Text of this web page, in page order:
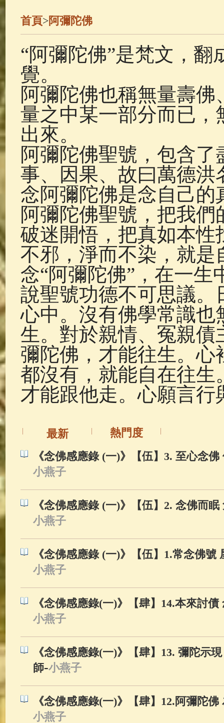
善財童子五十三參
佛典故事(38) 佛說療痔(腫瘤)
首頁>阿彌陀佛
“阿彌陀佛”是梵文，
覺。
阿彌陀佛也稱無量壽
量之中某一部分而已
出來。
阿彌陀佛聖號，包含
事、因果、故曰萬德洪
念阿彌陀佛是念自己
阿彌陀佛聖號，把我
破迷開悟，把真如本
不邪，淨而不染，就是
念“阿彌陀佛”，在一
說聖號功德不可思議
心中。沒有佛學常識也
生。對於親情、冤親
彌陀佛，才能往生。
都沒有，就能自在往
才能跟他走。心願言
最新
熱門度
《念佛感應錄 (一)》【伍】3. 至心念
小燕子
《念佛感應錄 (一)》【伍】2. 念佛而
小燕子
《念佛感應錄 (一)》【伍】1.常念佛號
小燕子
《念佛感應錄(一)》【肆】14.本來討
小燕子
《念佛感應錄(一)》【肆】13. 彌陀示
師-小燕子
《念佛感應錄(一)》【肆】12.阿彌陀
小燕子